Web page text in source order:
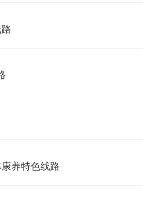
养特色线路